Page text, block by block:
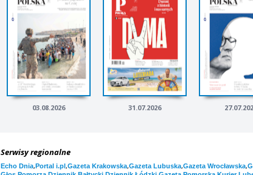
03.08.2026 31.07.2026
Serwisy regionalne
Echo Dnia,Portal i.pl,Gazeta Krakowska,Gazeta Lubuska,Gazeta Wrocławska,